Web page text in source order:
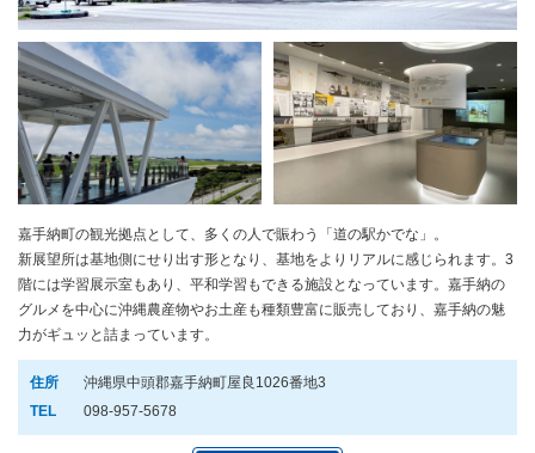
嘉手納町の観光拠点として、多くの人で賑わう「道の駅かでな」。
新展望所は基地側にせり出す形となり、基地をよりリアルに感じられます。3
階には学習展示室もあり、平和学習もできる施設となっています。嘉手納の
グルメを中心に沖縄農産物やお土産も種類豊富に販売しており、嘉手納の魅
力がギュッと詰まっています。
住所
沖縄県中頭郡嘉手納町屋良1026番地3
TEL
098-957-5678